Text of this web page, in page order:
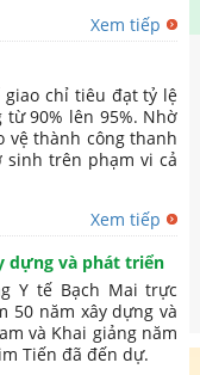
Xem tiếp
giao chỉ tiêu đạt tỷ lệ
90% lên 95%. Nhờ
vệ thành công thanh
trên phạm vi cả
Xem tiếp
dựng và phát triển
Y tế Bạch Mai trực
50 năm xây dựng và
và Khai giảng năm
Tiến đã đến dự.